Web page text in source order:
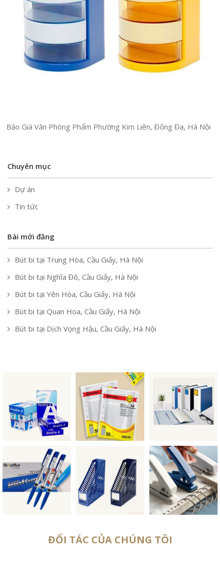
Báo Giá Văn Phòng Phẩm Phường Kim Liên, Đống Đa, Hà Nội
Chuyên mục
Dự án
Tin tức
Bài mới đăng
Bút bi tại Trung Hòa, Cầu Giấy, Hà Nội
Bút bi tại Nghĩa Đô, Cầu Giấy, Hà Nội
Bút bi tại Yên Hòa, Cầu Giấy, Hà Nội
Bút bi tại Quan Hoa, Cầu Giấy, Hà Nội
Bút bi tại Dịch Vọng Hậu, Cầu Giấy, Hà Nội
ĐỐI TÁC CỦA CHÚNG TÔI